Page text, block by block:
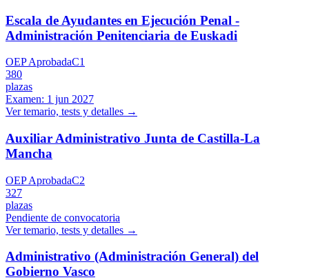
Escala de Ayudantes en Ejecución Penal -
Administración Penitenciaria de Euskadi
OEP AprobadaC1
380
plazas
Examen: 1 jun 2027
Ver temario, tests y detalles →
Auxiliar Administrativo Junta de Castilla-La
Mancha
OEP AprobadaC2
327
plazas
Pendiente de convocatoria
Ver temario, tests y detalles →
Administrativo (Administración General) del
Gobierno Vasco